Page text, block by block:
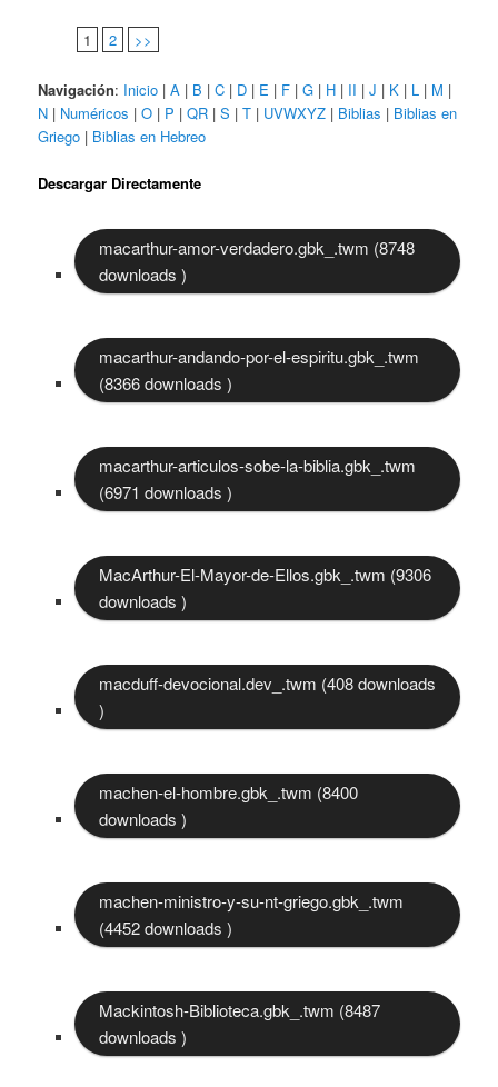
1 2 >>
Navigación: Inicio |A | B |C | D | E | F |G | H | II |J | K | L | M |
N | Numéricos |O | P |QR |S |T | UVWXYZ | Biblias | Biblias en
Griego | Biblias en Hebreo
Descargar Directamente
macarthur-amor-verdadero.gbk_.twm (8748
downloads )
macarthur-andando-por-el-espiritu.gbk_.twm
(8366 downloads )
macarthur-articulos-sobe-la-biblia.gbk_.twm
(6971 downloads )
MacArthur-El-Mayor-de-Ellos.gbk_.twm (9306
downloads )
macduff-devocional.dev_.twm (408 downloads
)
machen-el-hombre.gbk_.twm (8400
downloads )
machen-ministro-y-su-nt-griego.gbk_.twm
(4452 downloads )
Mackintosh-Biblioteca.gbk_.twm (8487
downloads )